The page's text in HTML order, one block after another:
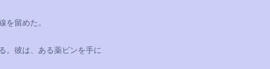
を留めた。
。彼は、ある薬ビンを手に